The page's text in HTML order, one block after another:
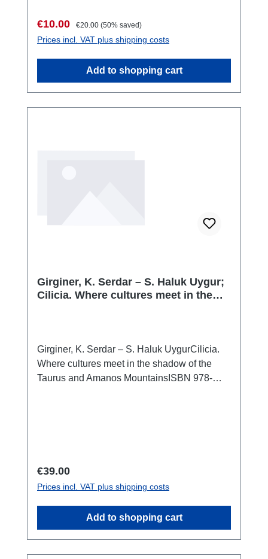
Sale price:
€10.00 Regular price:
€20.00 (50% saved)
Prices incl. VAT plus shipping costs
Add to shopping cart
Girginer, K. Serdar – S. Haluk Uygur;
Cilicia. Where cultures meet in the
Girginer, K. Serdar – S. Haluk UygurCilicia.
Where cultures meet in the shadow of the
Taurus and Amanos MountainsISBN 978-
Regular price:
€39.00
Prices incl. VAT plus shipping costs
Add to shopping cart